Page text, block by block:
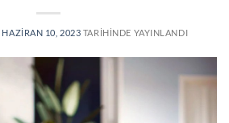
HAZIRAN 10, 2023 TARIHINDE YAYINLANDI